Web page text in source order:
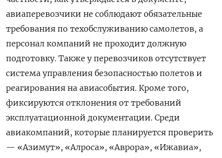
авиаперевозчики не соблюдают обязательные
требования по техобслуживанию самолетов, а
персонал компаний не проходит должную
подготовку. Также у перевозчиков отсутствует
система управления безопасностью полетов и
реагирования на авиасобытия. Кроме того,
фиксируются отклонения от требований
эксплуатационной документации. Среди
авиакомпаний, которые планируется проверить
— «Азимут», «Алроса», «Аврора», «Ижавиа»,